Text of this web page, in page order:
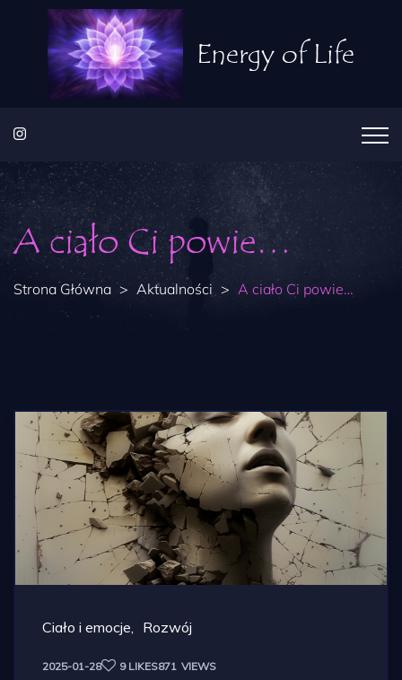
Energy of Life
A ciało Ci powie…
Strona Główna > Aktualności > A ciało Ci powie…
Ciało i emocje Rozwój
2025-01-28 9 LIKES871 VIEWS